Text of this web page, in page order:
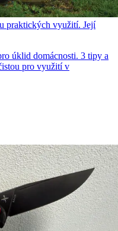
praktických využití. Její
úklid domácnosti. 3 tipy a
pro využití v